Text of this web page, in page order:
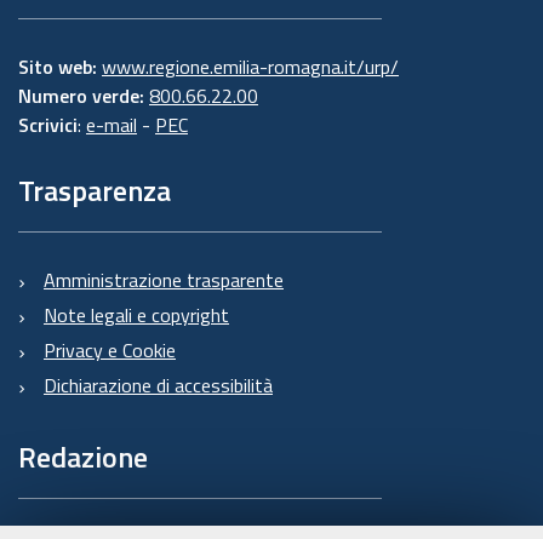
Sito web: www.regione.emilia-romagna.it/urp/
Numero verde: 800.66.22.00
Scrivici: e-mail - PEC
Trasparenza
Amministrazione trasparente
Note legali e copyright
Privacy e Cookie
Dichiarazione di accessibilità
Redazione